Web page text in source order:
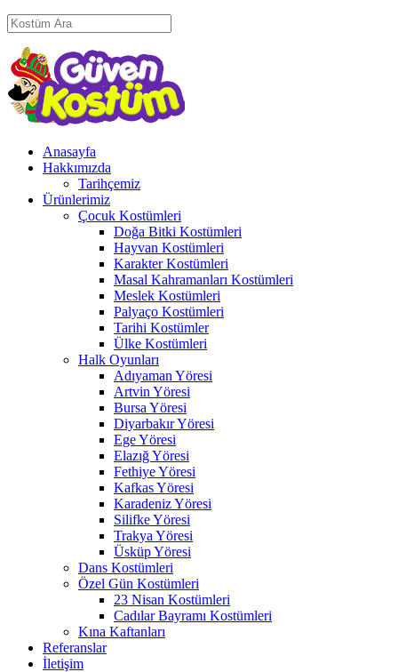
Anasayfa
Hakkımızda
Tarihçemiz
Ürünlerimiz
Çocuk Kostümleri
Doğa Bitki Kostümleri
Hayvan Kostümleri
Karakter Kostümleri
Masal Kahramanları Kostümleri
Meslek Kostümleri
Palyaço Kostümleri
Tarihi Kostümler
Ülke Kostümleri
Halk Oyunları
Adıyaman Yöresi
Artvin Yöresi
Bursa Yöresi
Diyarbakır Yöresi
Ege Yöresi
Elazığ Yöresi
Fethiye Yöresi
Kafkas Yöresi
Karadeniz Yöresi
Silifke Yöresi
Trakya Yöresi
Üsküp Yöresi
Dans Kostümleri
Özel Gün Kostümleri
23 Nisan Kostümleri
Cadılar Bayramı Kostümleri
Kına Kaftanları
Referanslar
İletişim